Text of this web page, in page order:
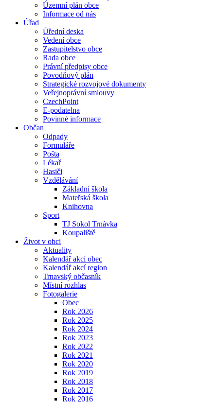
Územní plán obce
Informace od nás
Úřad
Úřední deska
Vedení obce
Zastupitelstvo obce
Rada obce
Právní předpisy obce
Povodňový plán
Strategické rozvojové dokumenty
Veřejnoprávní smlouvy
CzechPoint
E-podatelna
Povinné informace
Občan
Odpady
Formuláře
Pošta
Lékař
Hasiči
Vzdělávání
Základní škola
Mateřská škola
Knihovna
Sport
TJ Sokol Trnávka
Koupaliště
Život v obci
Aktuality
Kalendář akcí obec
Kalendář akcí region
Trnavský občasník
Místní rozhlas
Fotogalerie
Obec
Rok 2026
Rok 2025
Rok 2024
Rok 2023
Rok 2022
Rok 2021
Rok 2020
Rok 2019
Rok 2018
Rok 2017
Rok 2016